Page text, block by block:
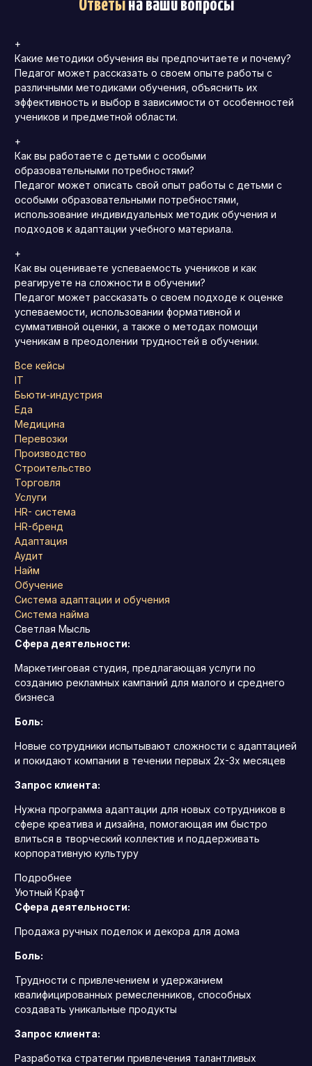
Ответына ваши вопросы
+
Какие методики обучения вы предпочитаете и почему?
Педагог может рассказать о своем опыте работы с
различными методиками обучения, объяснить их
эффективность и выбор в зависимости от особенностей
учеников и предметной области.
+
Как вы работаете с детьми с особыми
образовательными потребностями?
Педагог может описать свой опыт работы с детьми с
особыми образовательными потребностями,
использование индивидуальных методик обучения и
подходов к адаптации учебного материала.
+
Как вы оцениваете успеваемость учеников и как
реагируете на сложности в обучении?
Педагог может рассказать о своем подходе к оценке
успеваемости, использовании формативной и
суммативной оценки, а также о методах помощи
ученикам в преодолении трудностей в обучении.
Все кейсы
IT
Бьюти-индустрия
Еда
Медицина
Перевозки
Производство
Строительство
Торговля
Услуги
HR- система
HR-бренд
Адаптация
Аудит
Найм
Обучение
Система адаптации и обучения
Система найма
Светлая Мысль
Сфера деятельности:
Маркетинговая студия, предлагающая услуги по
созданию рекламных кампаний для малого и среднего
бизнеса
Боль:
Новые сотрудники испытывают сложности с адаптацией
и покидают компании в течении первых 2х-3х месяцев
Запрос клиента:
Нужна программа адаптации для новых сотрудников в
сфере креатива и дизайна, помогающая им быстро
влиться в творческий коллектив и поддерживать
корпоративную культуру
Подробнее
Уютный Крафт
Сфера деятельности:
Продажа ручных поделок и декора для дома
Боль:
Трудности с привлечением и удержанием
квалифицированных ремесленников, способных
создавать уникальные продукты
Запрос клиента:
Разработка стратегии привлечения талантливых